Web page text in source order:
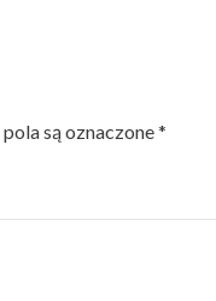
są oznaczone*